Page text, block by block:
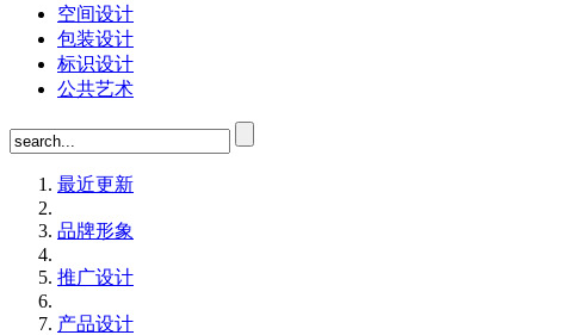
空间设计
包装设计
标识设计
公共艺术
最近更新
品牌形象
推广设计
产品设计